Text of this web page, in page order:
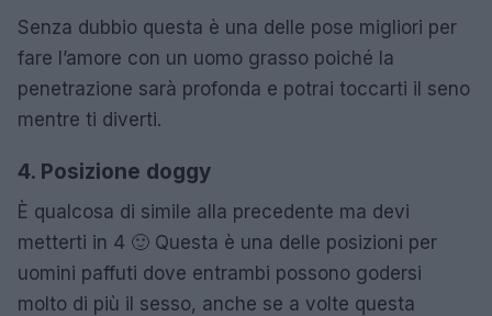
Senza dubbio questa è una delle pose migliori per
fare l’amore con un uomo grasso poiché la
penetrazione sarà profonda e potrai toccarti il seno
mentre ti diverti.
4. Posizione doggy
È qualcosa di simile alla precedente ma devi
metterti in 4 🙂 Questa è una delle posizioni per
uomini paffuti dove entrambi possono godersi
molto di più il sesso, anche se a volte questa